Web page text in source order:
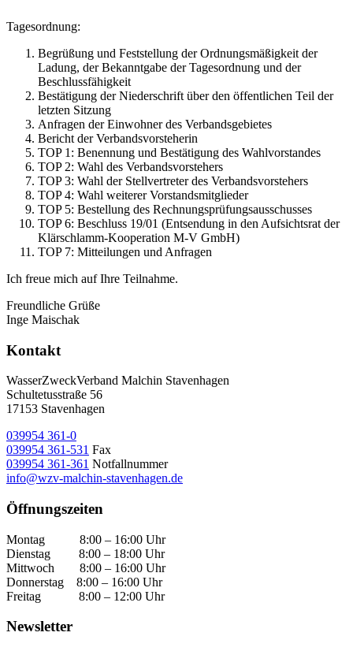
Tagesordnung:
Begrüßung und Feststellung der Ordnungsmäßigkeit der
Ladung, der Bekanntgabe der Tagesordnung und der
Beschlussfähigkeit
Bestätigung der Niederschrift über den öffentlichen Teil der
letzten Sitzung
Anfragen der Einwohner des Verbandsgebietes
Bericht der Verbandsvorsteherin
TOP 1: Benennung und Bestätigung des Wahlvorstandes
TOP 2: Wahl des Verbandsvorstehers
TOP 3: Wahl der Stellvertreter des Verbandsvorstehers
TOP 4: Wahl weiterer Vorstandsmitglieder
TOP 5: Bestellung des Rechnungsprüfungsausschusses
TOP 6: Beschluss 19/01 (Entsendung in den Aufsichtsrat der
Klärschlamm-Kooperation M-V GmbH)
TOP 7: Mitteilungen und Anfragen
Ich freue mich auf Ihre Teilnahme.
Freundliche Grüße
Inge Maischak
Kontakt
WasserZweckVerband­ Malchin Stavenhagen
Schultetusstraße 56
17153 Stavenhagen
039954 361-0
039954 361-531 Fax
039954 361-361 Notfallnummer
info@wzv-malchin-stavenhagen.de
Öffnungszeiten
Montag 8:00 – 16:00 Uhr
Dienstag 8:00 – 18:00 Uhr
Mittwoch 8:00 – 16:00 Uhr
Donnerstag 8:00 – 16:00 Uhr
Freitag 8:00 – 12:00 Uhr
Newsletter